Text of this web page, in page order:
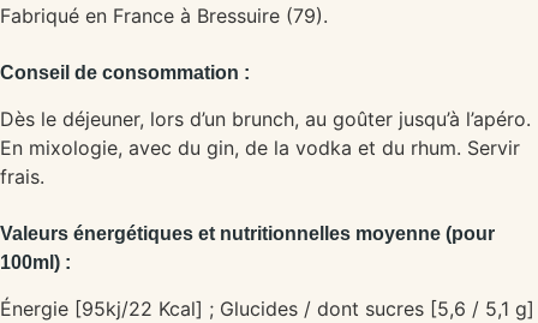
Fabriqué en France à Bressuire (79).
Conseil de consommation :
Dès le déjeuner, lors d’un brunch, au goûter jusqu’à l’apéro.
En mixologie, avec du gin, de la vodka et du rhum. Servir
frais.
Valeurs énergétiques et nutritionnelles moyenne (pour
100ml) :
Énergie [95kj/22 Kcal] ; Glucides / dont sucres [5,6 / 5,1 g]